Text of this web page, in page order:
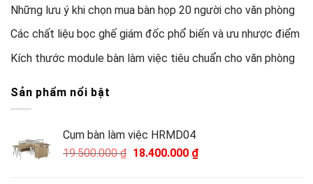
Những lưu ý khi chọn mua bàn họp 20 người cho văn phòng
Các chất liệu bọc ghế giám đốc phổ biến và ưu nhược điểm
Kích thước module bàn làm việc tiêu chuẩn cho văn phòng
Sản phẩm nổi bật
Cụm bàn làm việc HRMD04
19.500.000₫ Giá
18.400.000 ₫Giá